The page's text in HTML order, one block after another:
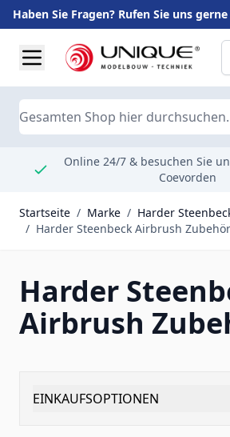
Haben Sie Fragen? Rufen Sie uns
Suche
Online 24/7 & besuchen Sie
Coevorden
Startseite / Marke / Harder
/ Harder Steenbeck Airbrush Zubehör
Harder
Airbrush
EINKAUFSOPTIONEN